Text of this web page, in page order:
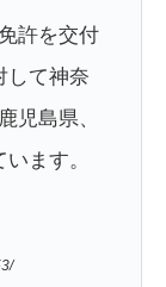
許を交付
して神奈
児島県、
ます。